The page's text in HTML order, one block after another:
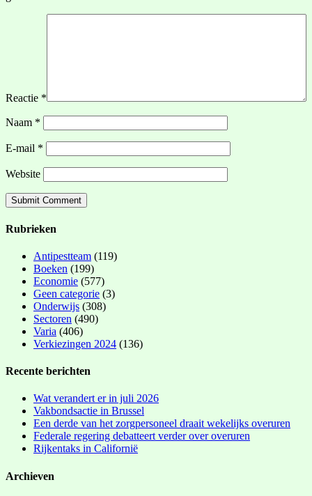
Reactie *
Naam *
E-mail *
Website
Rubrieken
Antipestteam (119)
Boeken (199)
Economie (577)
Geen categorie (3)
Onderwijs (308)
Sectoren (490)
Varia (406)
Verkiezingen 2024 (136)
Recente berichten
Wat verandert er in juli 2026
Vakbondsactie in Brussel
Een derde van het zorgpersoneel draait wekelijks overuren
Federale regering debatteert verder over overuren
Rijkentaks in Californië
Archieven